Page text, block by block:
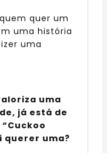
quer um
uma história
uma
uma
já está de
querer uma?